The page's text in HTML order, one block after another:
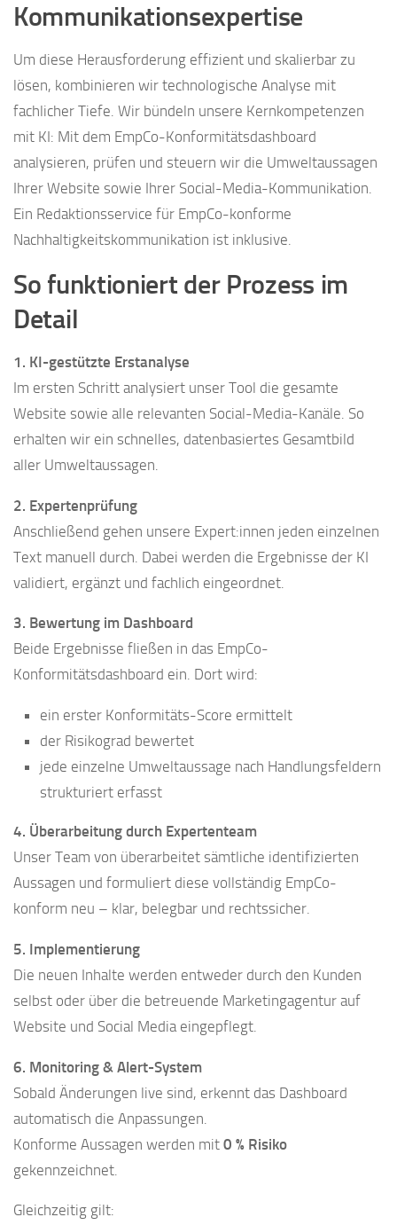
Kommunikationsexpertise
Um diese Herausforderung effizient und skalierbar zu
lösen, kombinieren wir technologische Analyse mit
fachlicher Tiefe. Wir bündeln unsere Kernkompetenzen
mit KI: Mit dem EmpCo-Konformitätsdashboard
analysieren, prüfen und steuern wir die Umweltaussagen
Ihrer Website sowie Ihrer Social-Media-Kommunikation.
Ein Redaktionsservice für EmpCo-konforme
Nachhaltigkeitskommunikation ist inklusive.
So funktioniert der Prozess im
Detail
1. KI-gestützte Erstanalyse
Im ersten Schritt analysiert unser Tool die gesamte
Website sowie alle relevanten Social-Media-Kanäle. So
erhalten wir ein schnelles, datenbasiertes Gesamtbild
aller Umweltaussagen.
2. Expertenprüfung
Anschließend gehen unsere Expert:innen jeden einzelnen
Text manuell durch. Dabei werden die Ergebnisse der KI
validiert, ergänzt und fachlich eingeordnet.
3. Bewertung im Dashboard
Beide Ergebnisse fließen in das EmpCo-
Konformitätsdashboard ein. Dort wird:
ein erster Konformitäts-Score ermittelt
der Risikograd bewertet
jede einzelne Umweltaussage nach Handlungsfeldern
strukturiert erfasst
4. Überarbeitung durch Expertenteam
Unser Team von überarbeitet sämtliche identifizierten
Aussagen und formuliert diese vollständig EmpCo-
konform neu – klar, belegbar und rechtssicher.
5. Implementierung
Die neuen Inhalte werden entweder durch den Kunden
selbst oder über die betreuende Marketingagentur auf
Website und Social Media eingepflegt.
6. Monitoring & Alert-System
Sobald Änderungen live sind, erkennt das Dashboard
automatisch die Anpassungen.
Konforme Aussagen werden mit 0 % Risiko
gekennzeichnet.
Gleichzeitig gilt: